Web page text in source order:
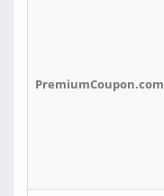
PremiumCoupon.com